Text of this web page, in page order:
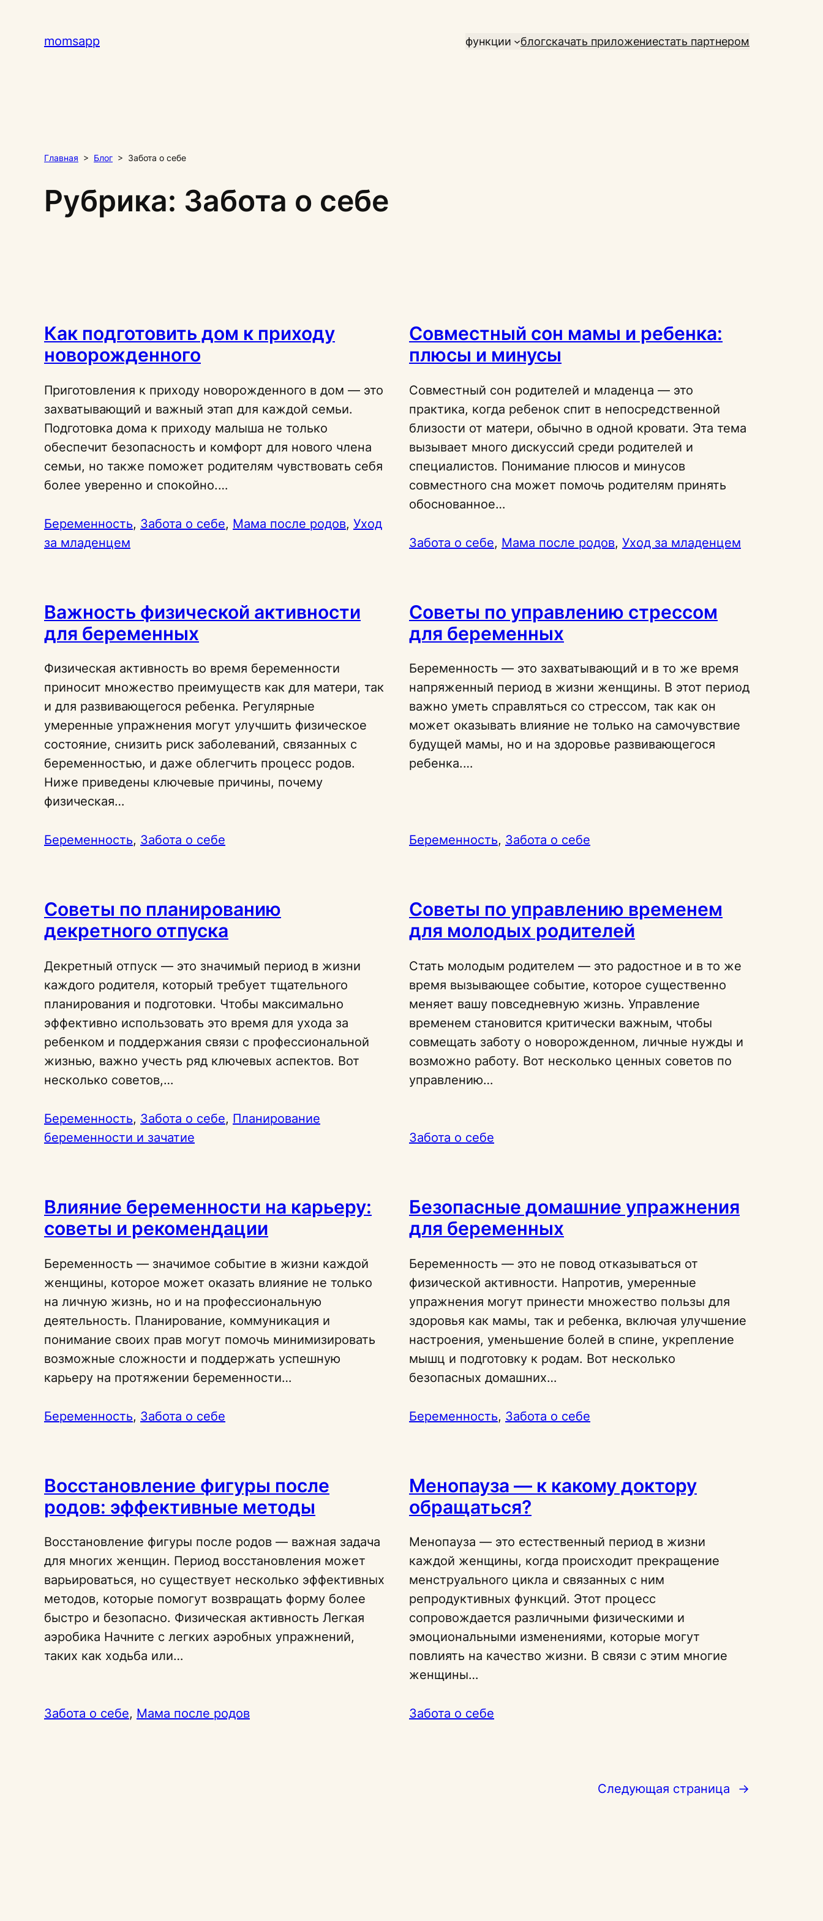
содержимому
momsapp функции блогскачать приложениестать партнером
Главная > Блог > Забота о себе
Рубрика: Забота о себе
Как подготовить дом к приходу
новорожденного
Приготовления к приходу новорожденного в дом — это
захватывающий и важный этап для каждой семьи.
Подготовка дома к приходу малыша не только
обеспечит безопасность и комфорт для нового члена
семьи, но также поможет родителям чувствовать себя
более уверенно и спокойно.…
Беременность, Забота о себе, Мама после родов, Уход
за младенцем
Совместный сон мамы и ребенка:
плюсы и минусы
Совместный сон родителей и младенца — это
практика, когда ребенок спит в непосредственной
близости от матери, обычно в одной кровати. Эта тема
вызывает много дискуссий среди родителей и
специалистов. Понимание плюсов и минусов
совместного сна может помочь родителям принять
обоснованное…
Забота о себе, Мама после родов, Уход за младенцем
Важность физической активности
для беременных
Физическая активность во время беременности
приносит множество преимуществ как для матери, так
и для развивающегося ребенка. Регулярные
умеренные упражнения могут улучшить физическое
состояние, снизить риск заболеваний, связанных с
беременностью, и даже облегчить процесс родов.
Ниже приведены ключевые причины, почему
физическая…
Беременность, Забота о себе
Советы по управлению стрессом
для беременных
Беременность — это захватывающий и в то же время
напряженный период в жизни женщины. В этот период
важно уметь справляться со стрессом, так как он
может оказывать влияние не только на самочувствие
будущей мамы, но и на здоровье развивающегося
ребенка.…
Беременность, Забота о себе
Советы по планированию
декретного отпуска
Декретный отпуск — это значимый период в жизни
каждого родителя, который требует тщательного
планирования и подготовки. Чтобы максимально
эффективно использовать это время для ухода за
ребенком и поддержания связи с профессиональной
жизнью, важно учесть ряд ключевых аспектов. Вот
несколько советов,…
Беременность, Забота о себе, Планирование
беременности и зачатие
Советы по управлению временем
для молодых родителей
Стать молодым родителем — это радостное и в то же
время вызывающее событие, которое существенно
меняет вашу повседневную жизнь. Управление
временем становится критически важным, чтобы
совмещать заботу о новорожденном, личные нужды и
возможно работу. Вот несколько ценных советов по
управлению…
Забота о себе
Влияние беременности на карьеру:
советы и рекомендации
Беременность — значимое событие в жизни каждой
женщины, которое может оказать влияние не только
на личную жизнь, но и на профессиональную
деятельность. Планирование, коммуникация и
понимание своих прав могут помочь минимизировать
возможные сложности и поддержать успешную
карьеру на протяжении беременности…
Беременность, Забота о себе
Безопасные домашние упражнения
для беременных
Беременность — это не повод отказываться от
физической активности. Напротив, умеренные
упражнения могут принести множество пользы для
здоровья как мамы, так и ребенка, включая улучшение
настроения, уменьшение болей в спине, укрепление
мышц и подготовку к родам. Вот несколько
безопасных домашних…
Беременность, Забота о себе
Восстановление фигуры после
родов: эффективные методы
Восстановление фигуры после родов — важная задача
для многих женщин. Период восстановления может
варьироваться, но существует несколько эффективных
методов, которые помогут возвращать форму более
быстро и безопасно. Физическая активность Легкая
аэробика Начните с легких аэробных упражнений,
таких как ходьба или…
Забота о себе, Мама после родов
Менопауза — к какому доктору
обращаться?
Менопауза — это естественный период в жизни
каждой женщины, когда происходит прекращение
менструального цикла и связанных с ним
репродуктивных функций. Этот процесс
сопровождается различными физическими и
эмоциональными изменениями, которые могут
повлиять на качество жизни. В связи с этим многие
женщины…
Забота о себе
Следующая страница →